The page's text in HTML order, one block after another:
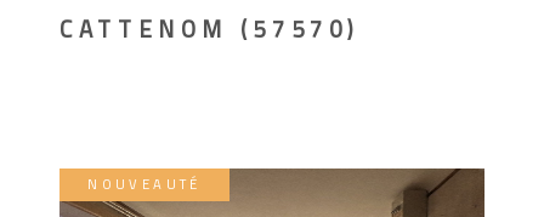
CATTENOM (57570)
NOUVEAUTÉ